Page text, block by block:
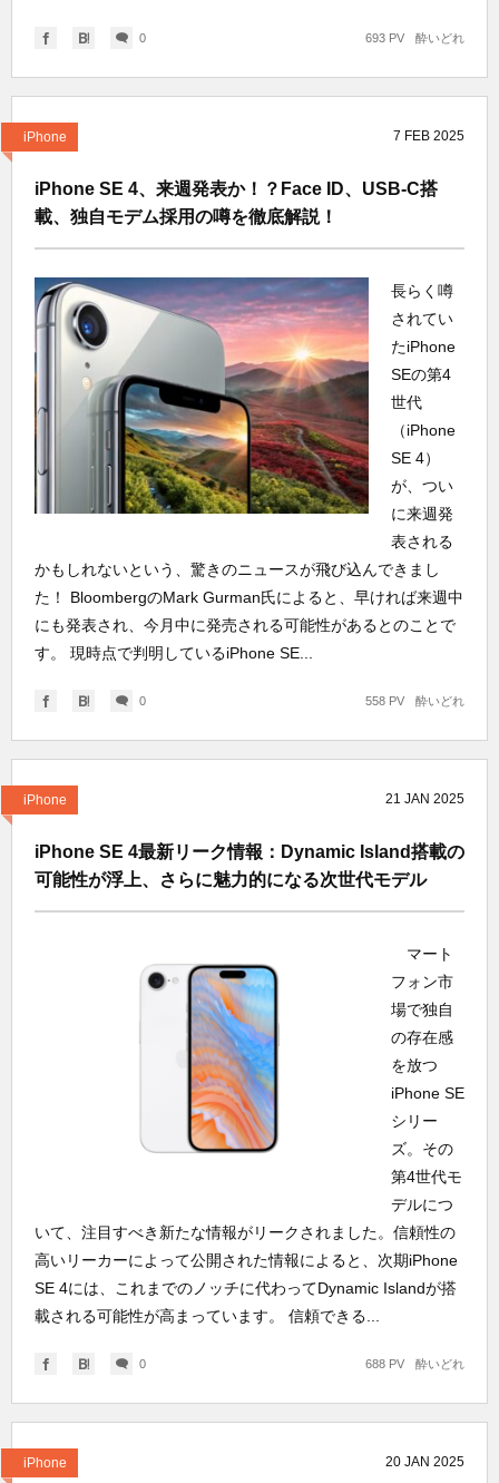
0 酔いどれ
693 PV
iPhone 7 FEB 2025
iPhone SE 4、来週発表か！？Face ID、USB-C搭
載、独自モデム採用の噂を徹底解説！
長らく噂
されてい
たiPhone
SEの第4
世代
（iPhone
SE 4）
が、つい
に来週発
表される
かもしれないという、驚きのニュースが飛び込んできまし
た！ BloombergのMark Gurman氏によると、早ければ来週中
にも発表され、今月中に発売される可能性があるとのことで
す。 現時点で判明しているiPhone SE...
0 酔いどれ
558 PV
iPhone 21 JAN 2025
iPhone SE 4最新リーク情報：Dynamic Island搭載の
可能性が浮上、さらに魅力的になる次世代モデル
マート
フォン市
場で独自
の存在感
を放つ
iPhone SE
シリー
ズ。その
第4世代モ
デルにつ
いて、注目すべき新たな情報がリークされました。信頼性の
高いリーカーによって公開された情報によると、次期iPhone
SE 4には、これまでのノッチに代わってDynamic Islandが搭
載される可能性が高まっています。 信頼できる...
0 酔いどれ
688 PV
iPhone 20 JAN 2025